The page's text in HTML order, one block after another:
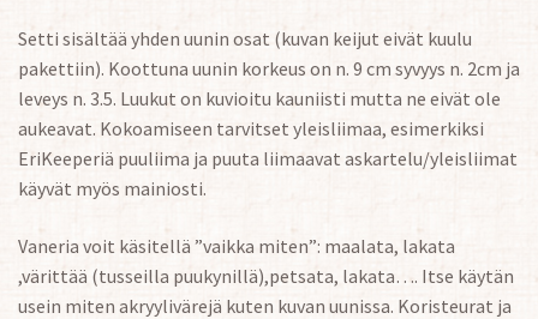
Setti sisältää yhden uunin osat (kuvan keijut eivät kuulu
pakettiin). Koottuna uunin korkeus on n. 9 cm syvyys n. 2cm ja
leveys n. 3.5. Luukut on kuvioitu kauniisti mutta ne eivät ole
aukeavat. Kokoamiseen tarvitset yleisliimaa, esimerkiksi
EriKeeperiä puuliima ja puuta liimaavat askartelu/yleisliimat
käyvät myös mainiosti.
Vaneria voit käsitellä ”vaikka miten”: maalata, lakata
,värittää (tusseilla puukynillä),petsata, lakata…. Itse käytän
usein miten akryylivärejä kuten kuvan uunissa. Koristeurat ja